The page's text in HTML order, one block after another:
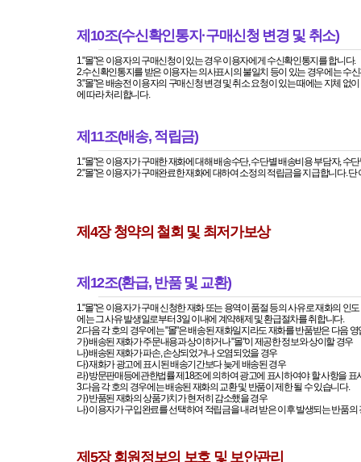
제10조(수신확인통지·구매신청 변경 및 취소)
1."몰"은 이용자의 구매신청이 있는 경우 이용자에게 수신확인통지를 합니다.
2.수신확인통지를 받은 이용자는 의사표시의 불일치 등이 있는 경우에는 수
3."몰"은 배송전 이용자의 구매신청 변경 및 취소 요청이 있는 때에는 지체 없
에 따라 처리합니다.
제11조(배송, 적립금)
1."몰"은 이용자가 구매한 재화에 대해 배송수단, 수단별 배송비용 부담자,
2."몰"은 이용자가 구매완료한 재화에 대하여 소정의 적립금을 지급합니다.
제4장 청약의 철회 및 최저가보상
제12조(환급, 반품 및 교환)
에는 그 사유 발생일로부터 3일 이내에 계약해제 및 환급절차를 취합니다.
2.다음 각 호의 경우에는 "몰"은 배송된 재화일지라도 재화를 반품받은 다음
가) 배송된 재화가 주문내용과 상이하거나 "몰"이 제공한 정보와 상이할 경우
나) 배송된 재화가 파손, 손상되었거나 오염되었을 경우
다) 재화가 광고에 표시된 배송기간보다 늦게 배송된 경우
라) 방문판매등에관한법률 제18조에 의하여 광고에 표시하여야 할 사항을
3.다음 각 호의 경우에는 배송된 재화의 교환 및 반품이 제한 될 수 있습니다.
가) 반품된 재화의 상품가치가 현저히 감소했을 경우
나) 이용자가 구입완료를 선택하여 적립금을 내려 받은 이후 발생되는 반품의
제5장 회원정보의 보호 및 보안관리